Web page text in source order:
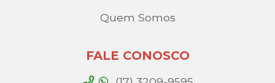
Quem Somos
FALE CONOSCO